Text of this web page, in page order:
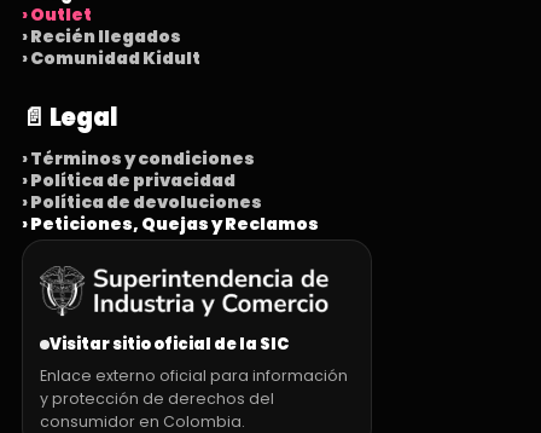
› Outlet
› Recién llegados
› Comunidad Kidult
📄 Legal
› Términos y condiciones
› Política de privacidad
› Política de devoluciones
› Peticiones, Quejas y Reclamos
Visitar sitio oficial de la SIC
Enlace externo oficial para información
y protección de derechos del
consumidor en Colombia.